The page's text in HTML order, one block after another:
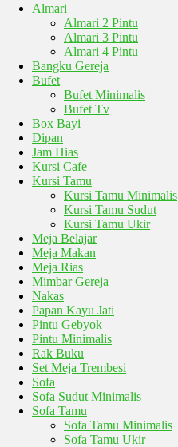
Almari
Almari 2 Pintu
Almari 3 Pintu
Almari 4 Pintu
Bangku Gereja
Bufet
Bufet Minimalis
Bufet Tv
Box Bayi
Dipan
Jam Hias
Kursi Cafe
Kursi Tamu
Kursi Tamu Minimalis
Kursi Tamu Sudut
Kursi Tamu Ukir
Meja Belajar
Meja Makan
Meja Rias
Mimbar Gereja
Nakas
Papan Kayu Jati
Pintu Gebyok
Pintu Minimalis
Rak Buku
Set Meja Trembesi
Sofa
Sofa Sudut Minimalis
Sofa Tamu
Sofa Tamu Minimalis
Sofa Tamu Ukir